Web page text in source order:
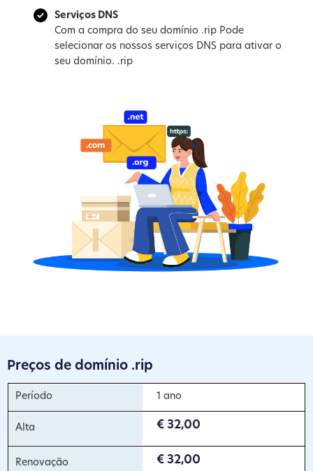
Serviços DNS
Com a compra do seu domínio .rip Pode
selecionar os nossos serviços DNS para ativar o
seu domínio. .rip
Preços de domínio .rip
1 ano
€ 32,00
€ 32,00